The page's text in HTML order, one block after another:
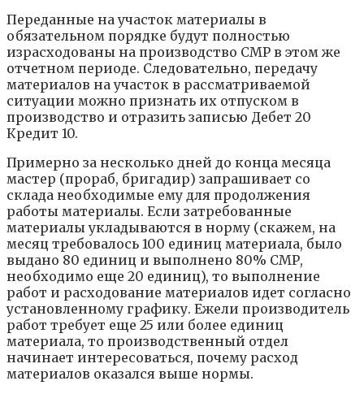
Переданные на участок материалы в
обязательном порядке будут полностью
израсходованы на производство СМР в этом же
отчетном периоде. Следовательно, передачу
материалов на участок в рассматриваемой
ситуации можно признать их отпуском в
производство и отразить записью Дебет 20
Кредит 10.
Примерно за несколько дней до конца месяца
мастер (прораб, бригадир) запрашивает со
склада необходимые ему для продолжения
работы материалы. Если затребованные
материалы укладываются в норму (скажем, на
месяц требовалось 100 единиц материала, было
выдано 80 единиц и выполнено 80% СМР,
необходимо еще 20 единиц), то выполнение
работ и расходование материалов идет согласно
установленному графику. Ежели производитель
работ требует еще 25 или более единиц
материала, то производственный отдел
начинает интересоваться, почему расход
материалов оказался выше нормы.